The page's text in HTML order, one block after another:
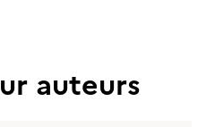
auteurs